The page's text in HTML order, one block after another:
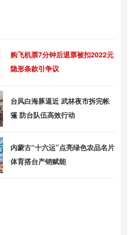
购飞机票7分钟后退票被扣2022元
隐形条款引争议
台风白海豚逼近 武林夜市拆完帐
篷 防台队伍高效行动
内蒙古“十六运”点亮绿色农品名片
体育搭台产销赋能